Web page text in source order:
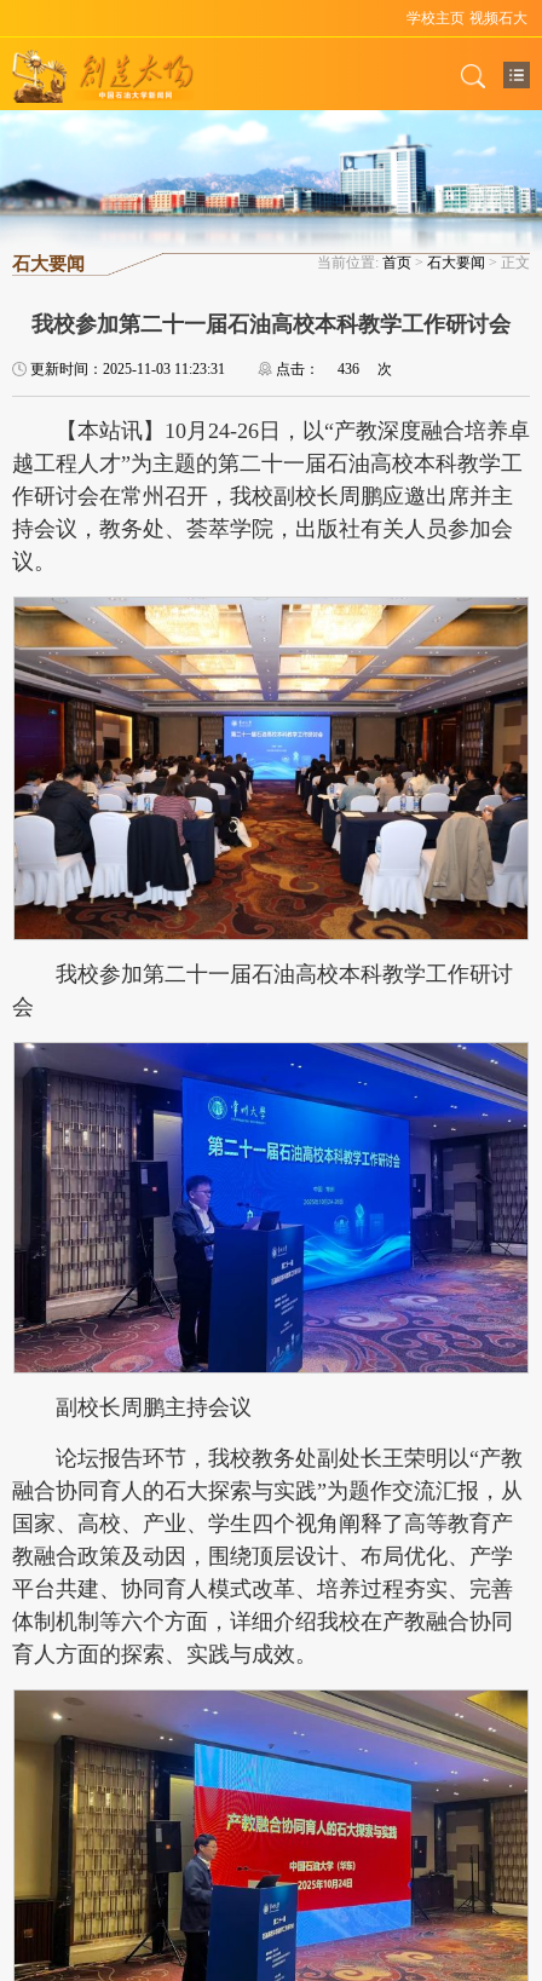
学校主页 视频石大
石大要闻 当前位置: 首页 > 石大要闻 > 正文
我校参加第二十一届石油高校本科教学工作研讨会
更新时间：2025-11-03 11:23:31 点击： 436 次
【本站讯】10月24-26日，以“产教深度融合培养卓
越工程人才”为主题的第二十一届石油高校本科教学工
作研讨会在常州召开，我校副校长周鹏应邀出席并主
持会议，教务处、荟萃学院，出版社有关人员参加会
议。
我校参加第二十一届石油高校本科教学工作研讨
会
副校长周鹏主持会议
论坛报告环节，我校教务处副处长王荣明以“产教
融合协同育人的石大探索与实践”为题作交流汇报，从
国家、高校、产业、学生四个视角阐释了高等教育产
教融合政策及动因，围绕顶层设计、布局优化、产学
平台共建、协同育人模式改革、培养过程夯实、完善
体制机制等六个方面，详细介绍我校在产教融合协同
育人方面的探索、实践与成效。